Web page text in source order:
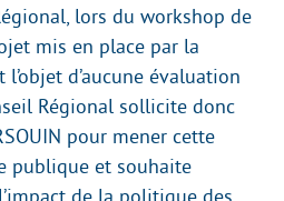
lors du workshop de
mis en place par la
d’aucune évaluation
Régional sollicite donc
pour mener cette
publique et souhaite
de la politique des